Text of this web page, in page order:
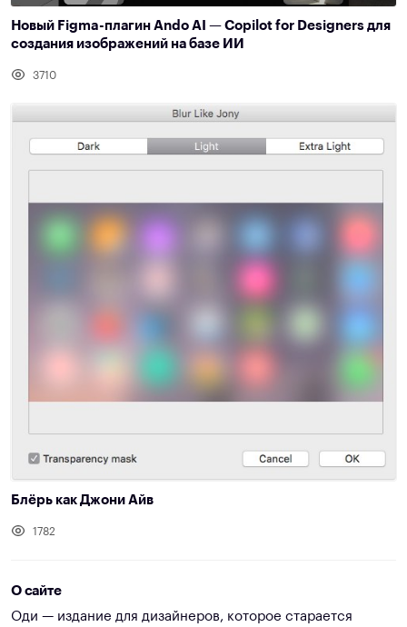
Новый Figma-плагин Ando AI — Copilot for Designers для
создания изображений на базе ИИ
3710
Блёрь как Джони Айв
1782
О сайте
Оди — издание для дизайнеров, которое старается